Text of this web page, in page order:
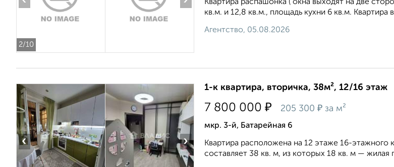
2/10
Квартира распашонка ( окна выходят на две
кв.м. и 12,8 кв.м., площадь кухни 6 кв.м.
Агентство, 05.08.2026
‹ ›
1-к квартира, вторичка, 38м², 12/16 этаж
7 800 000 ₽ 205 300 ₽ за м²
мкр. 3-й, Батарейная 6
Квартира расположена на 12 этаже 16-
составляет 38 кв. м, из которых 18 кв. м —